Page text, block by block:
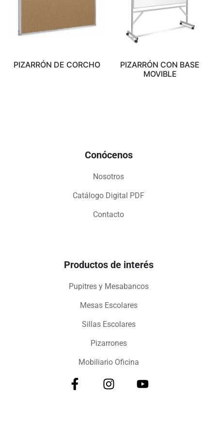
PIZARRÓN DE CORCHO
PIZARRÓN CON BASE
MOVIBLE
Conócenos
Nosotros
Catálogo Digital PDF
Contacto
Productos de interés
Pupitres y Mesabancos
Mesas Escolares
Sillas Escolares
Pizarrones
Mobiliario Oficina